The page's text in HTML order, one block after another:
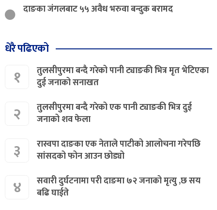
दाङका जंगलबाट ५५ अवैध भरुवा बन्दुक बरामद
धेरै पढिएको
१
तुलसीपुरमा बन्दै गरेको पानी ट्याङकी भित्र मृत भेटिएका
दुई जनाको सनाखत
२
तुलसीपुरमा बन्दै गरेको एक पानी ट्याङकी भित्र दुई
जनाको शव फेला
३
रास्वपा दाङका एक नेताले पाटीको आलोचना गरेपछि
सांसदको फोन आउन छोड्यो
४
सवारी दुर्घटनामा परी दाङमा ७२ जनाको मृत्यु ,छ सय
बढि घाईते